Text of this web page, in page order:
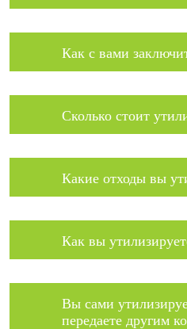
Как с вами
Сколько стоит
Какие отходы вы
Как вы
Вы сами
передаете другим